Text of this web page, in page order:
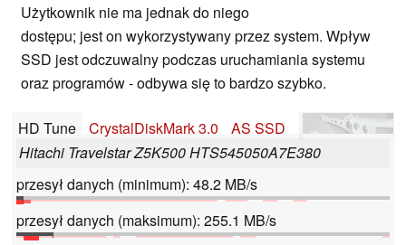
Użytkownik nie ma jednak do niego
dostępu; jest on wykorzystywany przez system. Wpływ
SSD jest odczuwalny podczas uruchamiania systemu
oraz programów - odbywa się to bardzo szybko.
HD Tune CrystalDiskMark 3.0
AS SSD
Hitachi Travelstar Z5K500 HTS545050A7E380
przesył danych (minimum): 48.2 MB/s
przesył danych (maksimum): 255.1 MB/s